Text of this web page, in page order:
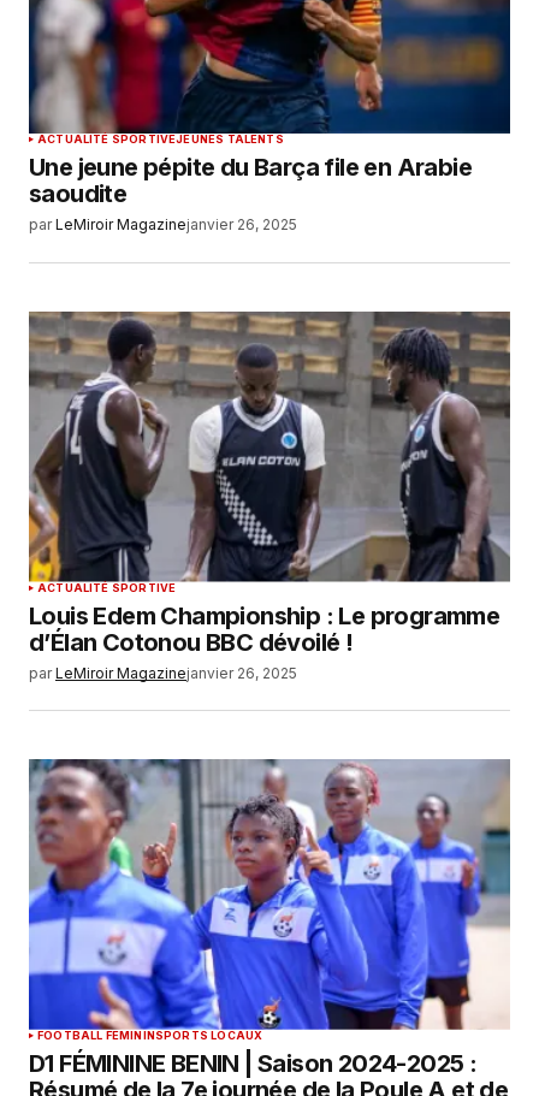
ACTUALITÉ SPORTIVEJEUNES TALENTS
Une jeune pépite du Barça file en Arabie
saoudite
par LeMiroir Magazinejanvier 26, 2025
ACTUALITÉ SPORTIVE
Louis Edem Championship : Le programme
d’Élan Cotonou BBC dévoilé !
par LeMiroir Magazinejanvier 26, 2025
FOOTBALL FEMININSPORTS LOCAUX
D1 FÉMININE BENIN | Saison 2024-2025 :
Résumé de la 7e journée de la Poule A et de